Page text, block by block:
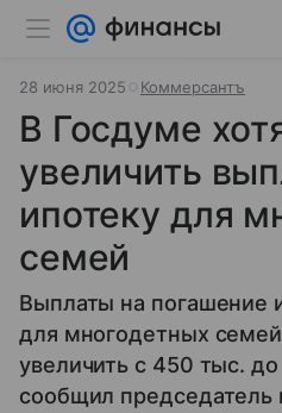
28 июня 2025 Коммерсантъ
В Госдуме
увеличить
ипотеку для
семей
Выплаты на погашение
для многодетных
увеличить с 450 тыс.
сообщил председатель